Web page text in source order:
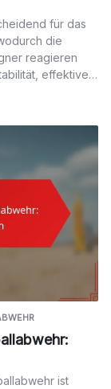
für das
die
reagieren
effektive…
ist